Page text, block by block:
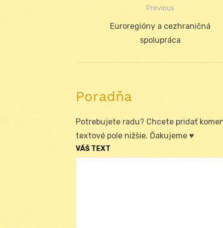
Navigácia
Previous
Previous
Euroregióny a cezhraničná
spolupráca
Poradňa
Potrebujete radu? Chcete pridať
textové pole nižšie. Ďakujeme ♥
VÁŠ TEXT